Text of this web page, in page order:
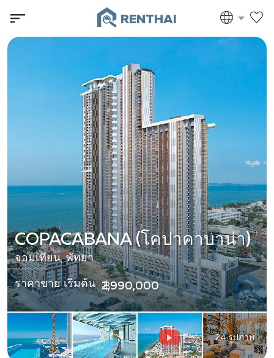
RENTHAI
24 รูปภาพ
COPACABANA (โคปาคาบาน่า)
จอมเทียน, พัทยา
ราคาขาย เริ่มต้น ฿ 2,990,000